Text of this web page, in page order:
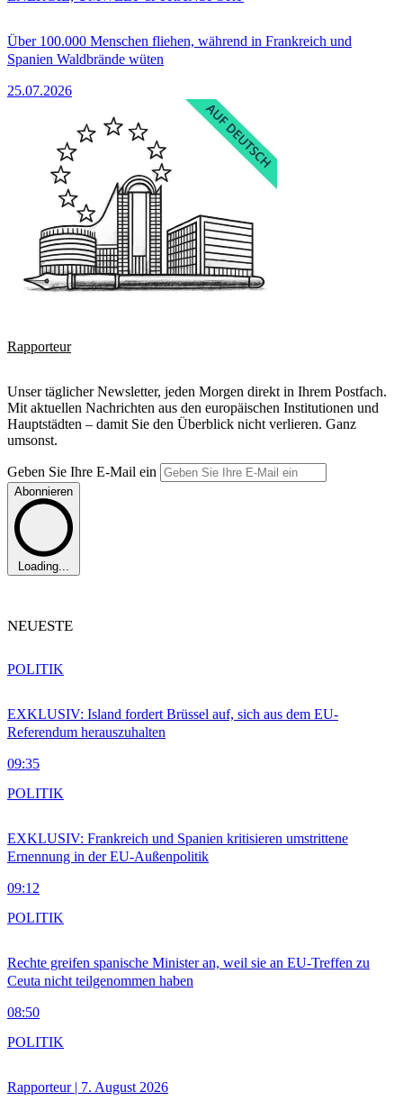
Über 100.000 Menschen fliehen, während in Frankreich und
Spanien Waldbrände wüten
25.07.2026
Rapporteur
Unser täglicher Newsletter, jeden Morgen direkt in Ihrem Postfach.
Mit aktuellen Nachrichten aus den europäischen Institutionen und
Hauptstädten – damit Sie den Überblick nicht verlieren. Ganz
umsonst.
Geben Sie Ihre E-Mail ein
Abonnieren
Loading...
NEUESTE
EXKLUSIV: Island fordert Brüssel auf, sich aus dem EU-
Referendum herauszuhalten
09:35
POLITIK
EXKLUSIV: Frankreich und Spanien kritisieren umstrittene
Ernennung in der EU-Außenpolitik
09:12
POLITIK
Rechte greifen spanische Minister an, weil sie an EU-Treffen zu
Ceuta nicht teilgenommen haben
08:50
POLITIK
Rapporteur | 7. August 2026
POLITIK